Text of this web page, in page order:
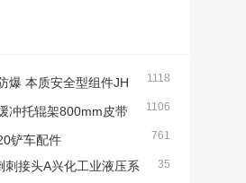
1118
爆 本质安全型组件JH
1106
冲托辊架800mm皮带
部25mm）
761
铲车配件
35
刺接头A兴化工业液压系